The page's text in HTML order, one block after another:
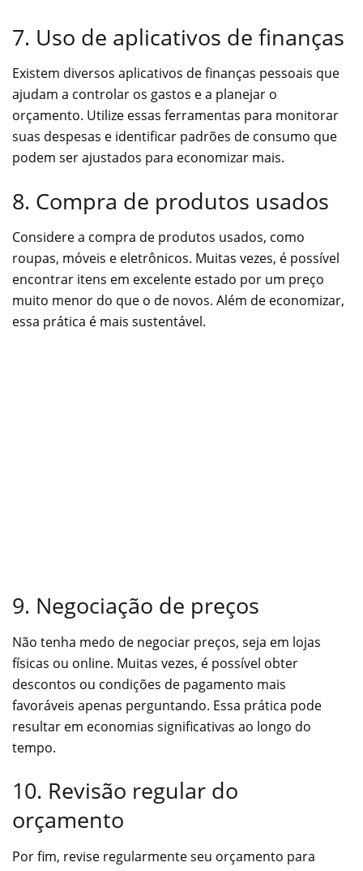
7. Uso de aplicativos de finanças
Existem diversos aplicativos de finanças pessoais que
ajudam a controlar os gastos e a planejar o
orçamento. Utilize essas ferramentas para monitorar
suas despesas e identificar padrões de consumo que
podem ser ajustados para economizar mais.
8. Compra de produtos usados
Considere a compra de produtos usados, como
roupas, móveis e eletrônicos. Muitas vezes, é possível
encontrar itens em excelente estado por um preço
muito menor do que o de novos. Além de economizar,
essa prática é mais sustentável.
9. Negociação de preços
Não tenha medo de negociar preços, seja em lojas
físicas ou online. Muitas vezes, é possível obter
descontos ou condições de pagamento mais
favoráveis apenas perguntando. Essa prática pode
resultar em economias significativas ao longo do
tempo.
10. Revisão regular do
orçamento
Por fim, revise regularmente seu orçamento para